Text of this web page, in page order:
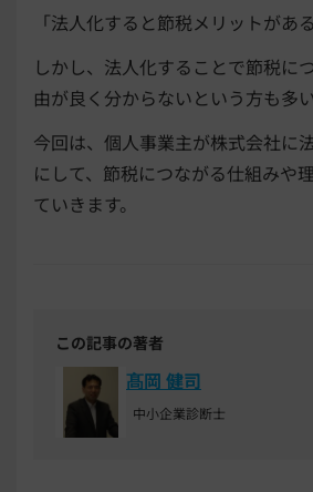
「法人化すると節税メリットがあ
しかし、法人化することで節税に
由が良く分からないという方も多
今回は、個人事業主が株式会社に
にして、節税につながる仕組みや
ていきます。
この記事の著者
髙岡 健司
中小企業診断士